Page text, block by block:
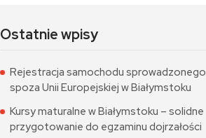
Ostatnie wpisy
Rejestracja samochodu sprowadzonego
spoza Unii Europejskiej w Białymstoku
Kursy maturalne w Białymstoku – solidne
przygotowanie do egzaminu dojrzałości